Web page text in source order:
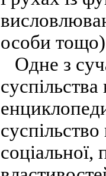
особи
Одне з
соціальної,